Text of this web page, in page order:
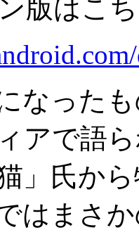
版はこ
なった
アで語
」氏か
はまさ